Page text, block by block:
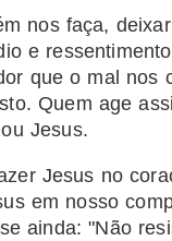
nos faça,
e
que o mal nos
Quem age
Jesus.
Jesus no
em nosso
ainda: "Não